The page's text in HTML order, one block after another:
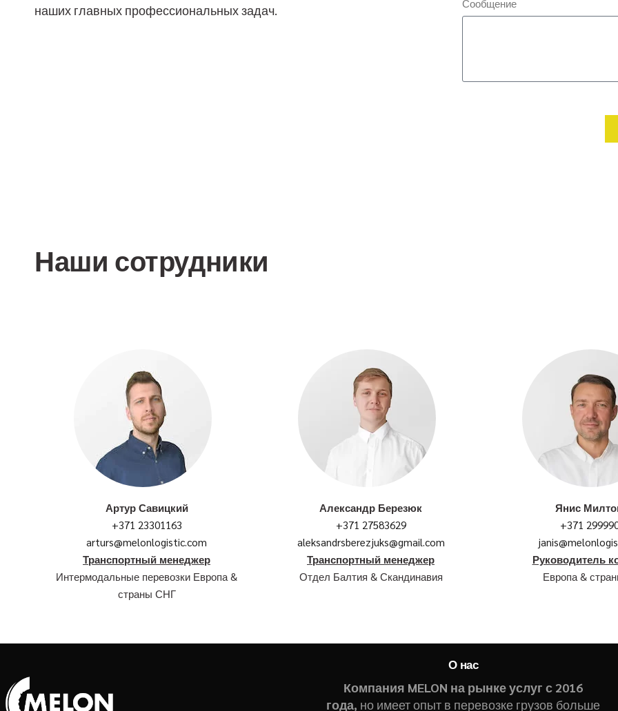
наших главных профессиональных задач.
Сообщение
Наши сотрудники
Артур Савицкий
+371 23301163
arturs@melonlogistic.com
Транспортный менеджер
Интермодальные перевозки Европа &
страны СНГ
Александр Березюк
+371 27583629
aleksandrsberezjuks@gmail.com
Транспортный менеджер
Отдел Балтия & Скандинавия
Янис
+371
Руководитель
Европа &
О нас
Компания MELON на рынке услуг с 2016
года, но имеет опыт в перевозке грузов больше